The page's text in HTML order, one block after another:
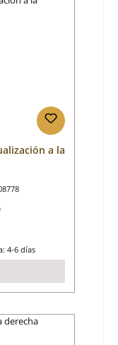
a la
4-6 días